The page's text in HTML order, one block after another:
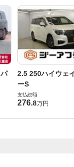
2.5 250ハイウェ
ーS
支払総額
276.8万円